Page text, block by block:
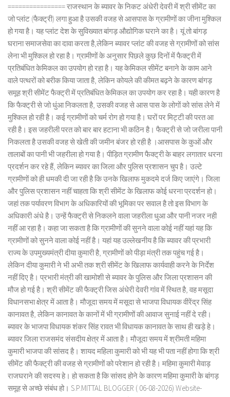
================ राजस्थान के ब्यावर के निकट अंधेरी देवरी में श्री सीमेंट का
जो प्लांट (फैक्ट्री) लगा हुआ है उसकी वजह से आसपास के ग्रामीणों का जीना मुश्किल
हो गया है। यह प्लांट देश के सुविख्यात बांगड़ औद्योगिक घराने का है। यूं तो बांगड़
घराना समाजसेवा का दावा करता है,लेकिन ब्यावर प्लांट की वजह से ग्रामीणों को सांस
लेना भी मुश्किल हो रहा है। ग्रामीणों के अनुसार पिछले कुछ दिनों में फैक्ट्री में
प्रतिबंधित केमिकल का उपयोग हो रहा है। यह केमिकल सीमेंट बनाने के काम आने
वाले पत्थरों को बरीक किया जाता है, लेकिन कोयले की कीमत बढ़ने के कारण बांगड़
समूह श्री सीमेंट फैक्ट्री में प्रतिबंधित केमिकल का उपयोग कर रहा है। यही कारण है
कि फैक्ट्री से जो धुंआ निकलता है, उसकी वजह से आस पास के लोगों को सांस लेने में
मुश्किल हो रही है। कई ग्रामीणों को चर्म रोग हो गया है। घरों पर मिट्टी की परत आ
रही है। इस जहरीली परत को बार बार हटाना भी कठिन है। फैक्ट्री से जो जरीला पानी
निकलता है उसकी वजह से खेती की जमीन बंजर हो रही है ।आसपास के कुओं और
तालाबों का पानी भी जहरीला हो गया है। पीड़ित ग्रामीण फैक्ट्री के बाहर लगातार धरना
प्रदर्शन कर रहे हैं, लेकिन ब्यावर का जिला और पुलिस प्रशासन चुप है। उल्टे
ग्रामीणों को ही धमकी दी जा रही है कि उनके खिलाफ मुकदमे दर्ज किए जाएंगे। जिला
और पुलिस प्रशासन नहीं चाहता कि श्री सीमेंट के खिलाफ कोई धरना प्रदर्शन हो।
जहां तक पर्यावरण विभाग के अधिकारियों की भूमिका पर सवाल है तो इस विभाग के
अधिकारी अंधे है। उन्हें फैक्ट्री से निकलने वाला जहरीला धुआ और पानी नजर नही
नहीं आ रहा है। कहा जा सकता है कि ग्रामीणों की सुनने वाला कोई नहीं यहां यह कि
ग्रामीणों को सुनने वाला कोई नहीं है। यहां यह उल्लेखनीय है कि ब्यावर की प्रभारी
राज्य के उपमुख्यमंत्री दीया कुमारी है, ग्रामीणों को पीड़ा मंत्री तक पहुंच गई है।
लेकिन दीया कुमारी ने भी अभी तक श्री सीमेंट के खिलाफ कार्यवाही करने के निर्देश
नहीं दिए है। प्रभारी मंत्री की खामोशी से ब्यावर के पुलिस और जिला प्रशासन की
मौज हो गई है। श्री सीमेंट की फैक्ट्री जिस अंधेरी देवरी गांव में स्थित है, वह मसूदा
विधानसभा क्षेत्र में आता है। मौजूदा समय में मसूदा से भाजपा विधायक वीरेंद्र सिंह
कानावत है, लेकिन कानावत के कानों में भी ग्रामीणों की आवाज सुनाई नहीं दे रही।
ब्यावर के भाजपा विधायक शंकर सिंह रावत भी विधायक कानावत के साथ ही खड़े हे।
ब्यावर जिला राजसमंद संसदीय क्षेत्र में आता है। मौजूदा समय में श्रीमती महिमा
कुमारी भाजपा की सांसद है। शायद महिला कुमारी को भी यह भी पता नहीं होगा कि श्री
सीमेंट की फैक्ट्री की वजह से ग्रामीणों को परेशान हो रही है। महिमा कुमारी मेवाड़
राजघराने की सदस्य हे। हो सकता है कि सांसद होने के कारण महिमा कुमारी के बांगड़
समूह से अच्छे संबंध हो। S.P.MITTAL BLOGGER ( 06-08-2026) Website-